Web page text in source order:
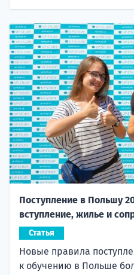
Поступление в Польшу
вступление, жилье и
Статья
Новые правила
к обучению в Польше